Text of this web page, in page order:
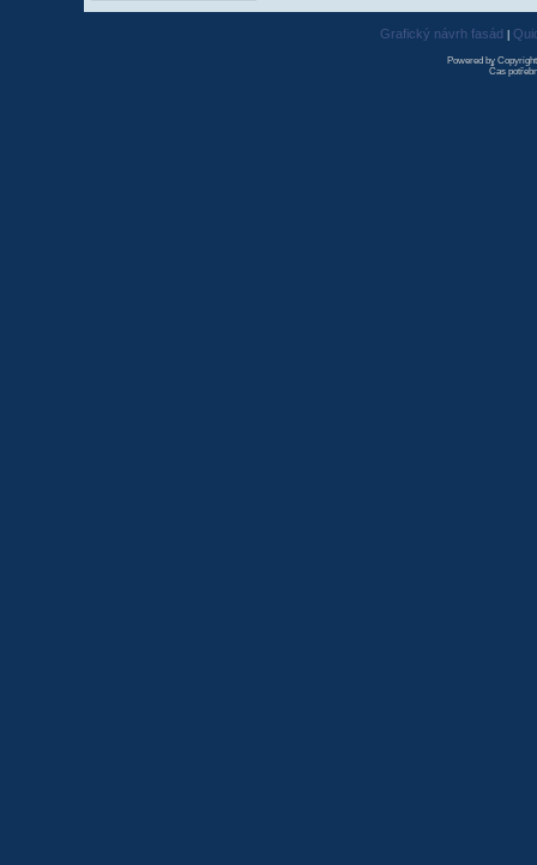
Grafický návrh fasád
Powered by
Čas